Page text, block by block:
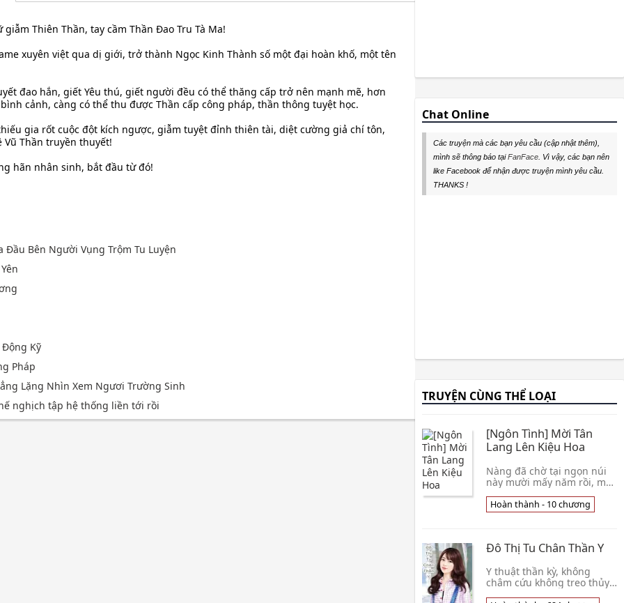
giẫm Thiên Thần, tay cầm Thần Đao Tru Tà Ma!
xuyên việt qua dị giới, trở thành Ngọc Kinh Thành số một đại hoàn khố, một tên
đao hắn, giết Yêu thú, giết người đều có thể thăng cấp trở nên mạnh mẽ, hơn
cảnh, càng có thể thu được Thần cấp công pháp, thần thông tuyệt học.
gia rốt cuộc đột kích ngược, giẫm tuyệt đỉnh thiên tài, diệt cường giả chí tôn,
Thần truyền thuyết!
hãn nhân sinh, bắt đầu từ đó!
Đầu Bên Người Vụng Trộm Tu Luyện
Động Kỹ
Pháp
Lặng Nhìn Xem Ngươi Trường Sinh
nghịch tập hệ thống liền tới rồi
Chat Online
Các truyện mà các bạn yêu cầu (cập nhật thêm),
mình sẽ thông báo tạiFanFace . Vì vậy, các bạn nên
like Facebook để nhận được truyện mình yêu cầu.
THANKS !
TRUYỆN CÙNG THỂ LOẠI
[Ngôn Tình] Mời Tân
Lang Lên Kiệu Hoa
Nàng đã chờ tại ngọn núi
này mười mấy năm rồi, mặc
đùa thỏa thích, nhưng
không thể cứ ở đây mãi,
một lần. Nàng nhớ... Thật
một chút phồn hoa ở bên
ngoài, nhưng Tình Trạng :
Hoàn thành - 10 chương
Đô Thị Tu Chân Thần Y
Y thuật thần kỳ, không
châm cứu không treo thủy,